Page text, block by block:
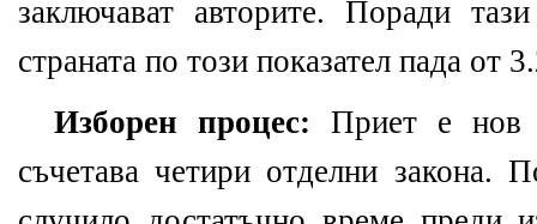
заключават авторите. Поради
страната по този показател пада от
Изборен процес: Приет е нов
съчетава четири отделни закона.